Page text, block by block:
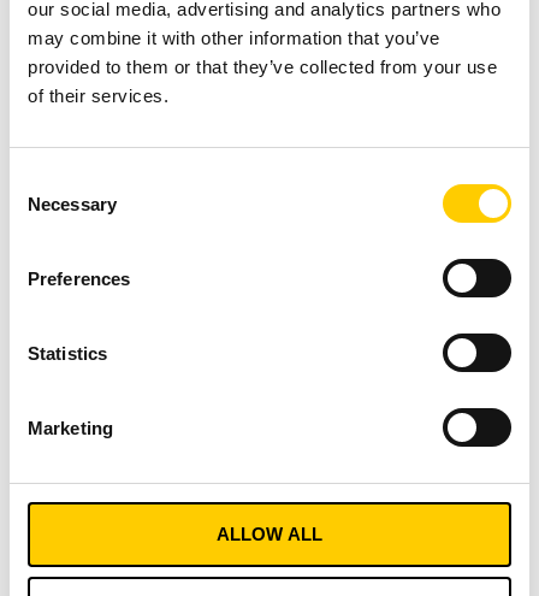
our social media, advertising and analytics partners who
may combine it with other information that you’ve
provided to them or that they’ve collected from your use
of their services.
Selection
Necessary
Preferences
Statistics
Marketing
ALLOW ALL
in de regio werkt
Turck Vilant Systems
nauw samen met
(Wickford, Essex).
Business Development Manager –
steiner.roberts@turckbanner.com
USA
3000
Campus
7300